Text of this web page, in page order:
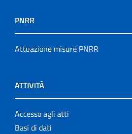
PNRR
Attuazione misure PNRR
ATTIVITÀ
Accesso agli atti
Basi di dati